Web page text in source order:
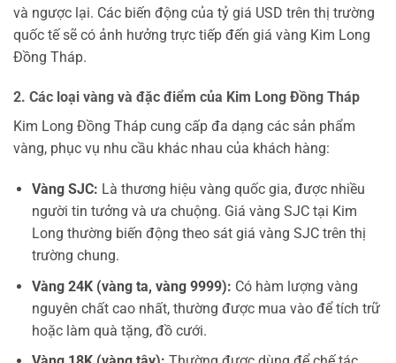
và ngược lại. Các biến động của tỷ giá USD trên thị trường
quốc tế sẽ có ảnh hưởng trực tiếp đến giá vàng Kim Long
Đồng Tháp.
2. Các loại vàng và đặc điểm của Kim Long Đồng Tháp
Kim Long Đồng Tháp cung cấp đa dạng các sản phẩm
vàng, phục vụ nhu cầu khác nhau của khách hàng:
Vàng SJC: Là thương hiệu vàng quốc gia, được nhiều
người tin tưởng và ưa chuộng. Giá vàng SJC tại Kim
Long thường biến động theo sát giá vàng SJC trên thị
trường chung.
Vàng 24K (vàng ta, vàng 9999): Có hàm lượng vàng
nguyên chất cao nhất, thường được mua vào để tích trữ
hoặc làm quà tặng, đồ cưới.